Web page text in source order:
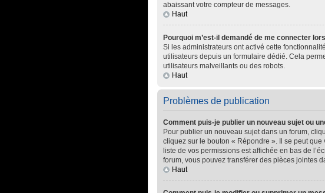
abaissant votre compteur de messages.
Haut
Pourquoi m’est-il demandé de me connecter
Si les administrateurs ont activé cette
utilisateurs depuis un formulaire dédié. Cela
utilisateurs malveillants ou des robots.
Haut
Problèmes de publication
Comment puis-je publier un nouveau sujet ou
Pour publier un nouveau sujet dans un forum,
cliquez sur le bouton « Répondre ». Il se peut
liste de vos permissions est affichée en bas de
forum, vous pouvez transférer des pièces jointes
Haut